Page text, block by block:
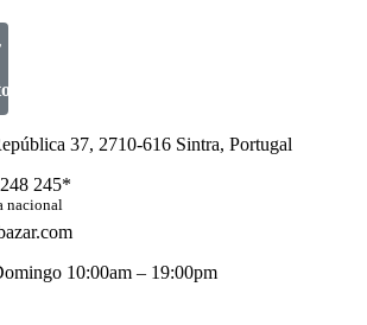
37, 2710-616 Sintra, Portugal
245*
nacional
10:00am – 19:00pm